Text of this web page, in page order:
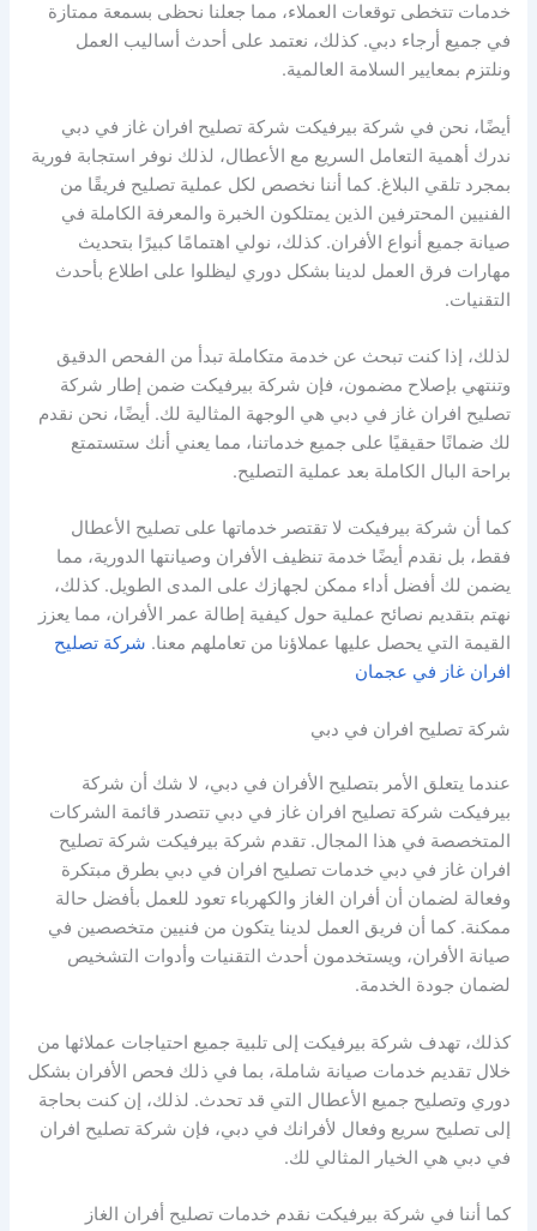
خدمات تتخطى توقعات العملاء، مما جعلنا نحظى بسمعة ممتازة
في جميع أرجاء دبي. كذلك، نعتمد على أحدث أساليب العمل
ونلتزم بمعايير السلامة العالمية.
أيضًا، نحن في شركة بيرفيكت شركة تصليح افران غاز في دبي
ندرك أهمية التعامل السريع مع الأعطال، لذلك نوفر استجابة فورية
بمجرد تلقي البلاغ. كما أننا نخصص لكل عملية تصليح فريقًا من
الفنيين المحترفين الذين يمتلكون الخبرة والمعرفة الكاملة في
صيانة جميع أنواع الأفران. كذلك، نولي اهتمامًا كبيرًا بتحديث
مهارات فرق العمل لدينا بشكل دوري ليظلوا على اطلاع بأحدث
التقنيات.
لذلك، إذا كنت تبحث عن خدمة متكاملة تبدأ من الفحص الدقيق
وتنتهي بإصلاح مضمون، فإن شركة بيرفيكت ضمن إطار شركة
تصليح افران غاز في دبي هي الوجهة المثالية لك. أيضًا، نحن نقدم
لك ضمانًا حقيقيًا على جميع خدماتنا، مما يعني أنك ستستمتع
براحة البال الكاملة بعد عملية التصليح.
كما أن شركة بيرفيكت لا تقتصر خدماتها على تصليح الأعطال
فقط، بل نقدم أيضًا خدمة تنظيف الأفران وصيانتها الدورية، مما
يضمن لك أفضل أداء ممكن لجهازك على المدى الطويل. كذلك،
نهتم بتقديم نصائح عملية حول كيفية إطالة عمر الأفران، مما يعزز
القيمة التي يحصل عليها عملاؤنا من تعاملهم معنا. شركة تصليح
افران غاز في عجمان
شركة تصليح افران في دبي
عندما يتعلق الأمر بتصليح الأفران في دبي، لا شك أن شركة
بيرفيكت شركة تصليح افران غاز في دبي تتصدر قائمة الشركات
المتخصصة في هذا المجال. تقدم شركة بيرفيكت شركة تصليح
افران غاز في دبي خدمات تصليح افران في دبي بطرق مبتكرة
وفعالة لضمان أن أفران الغاز والكهرباء تعود للعمل بأفضل حالة
ممكنة. كما أن فريق العمل لدينا يتكون من فنيين متخصصين في
صيانة الأفران، ويستخدمون أحدث التقنيات وأدوات التشخيص
لضمان جودة الخدمة.
كذلك، تهدف شركة بيرفيكت إلى تلبية جميع احتياجات عملائها من
خلال تقديم خدمات صيانة شاملة، بما في ذلك فحص الأفران بشكل
دوري وتصليح جميع الأعطال التي قد تحدث. لذلك، إن كنت بحاجة
إلى تصليح سريع وفعال لأفرانك في دبي، فإن شركة تصليح افران
في دبي هي الخيار المثالي لك.
كما أننا في شركة بيرفيكت نقدم خدمات تصليح أفران الغاز